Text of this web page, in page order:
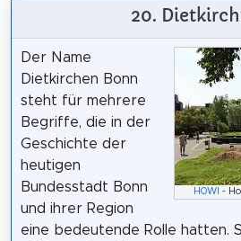
20.
HOWI -
Der Name
Dietkirchen Bonn
steht für mehrere
Begriffe, die in der
Geschichte der
heutigen
Bundesstadt Bonn
und ihrer Region
eine bedeutende Rolle hatten.